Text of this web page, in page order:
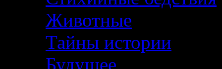
Животные
Тайны истории
Будущее